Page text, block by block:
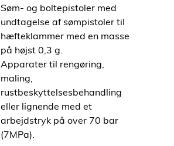
Søm- og boltepistoler med
undtagelse af sømpistoler til
hæfteklammer med en masse
på højst 0,3 g.
Apparater til rengøring,
maling,
rustbeskyttelsesbehandling
eller lignende med et
arbejdstryk på over 70 bar
(7MPa).